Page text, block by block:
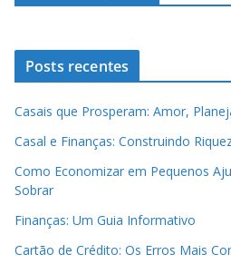
Posts recentes
Casais que Prosperam: Amor,
Casal e Finanças: Construindo
Como Economizar em Pequenos
Sobrar
Finanças: Um Guia Informativo
Cartão de Crédito: Os Erros Mais